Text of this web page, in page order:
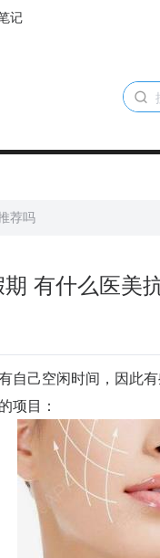
记
荐吗
有什么医美
己空闲时间，因此有
项目：